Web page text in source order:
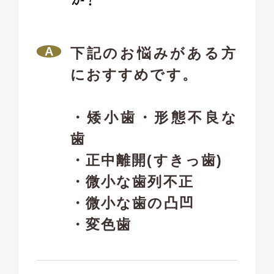
下記のお悩みがある方
におすすめです。
・矮小歯・形態不良な
歯
・正中離開(すきっ歯)
・微小な歯列不正
・微小な歯の凸凹
・変色歯